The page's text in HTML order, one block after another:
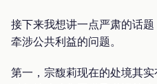
接下来我想讲一点严肃的话
牵涉公共利益的问题。
第一，宗馥莉现在的处境其